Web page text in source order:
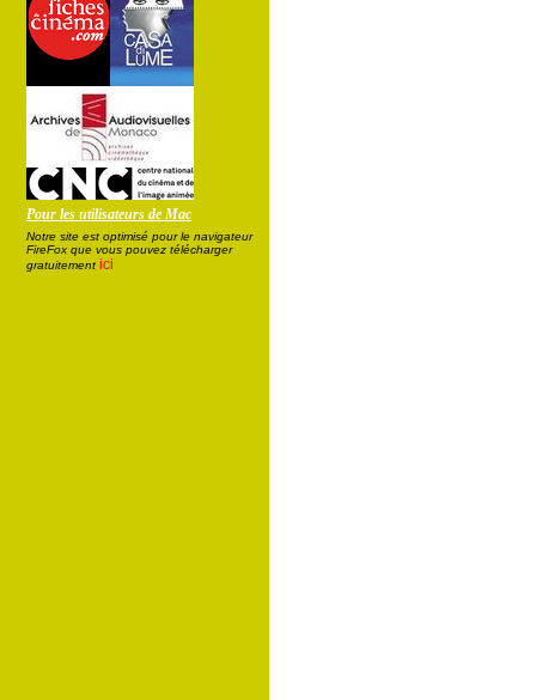
Pour les utilisateurs de Mac
Notre site est optimisé pour le navigateur
FireFox que vous pouvez télécharger
gratuitement ici